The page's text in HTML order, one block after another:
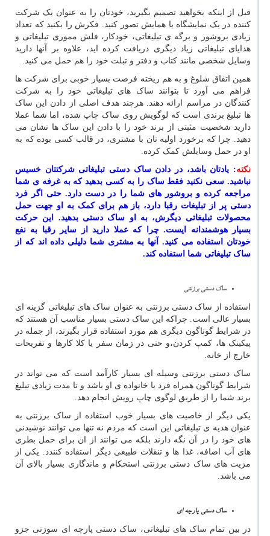
قبل از اینکه بخواهید تصمیم بگیرید، خودتان را به عنوان یک شرکت
کننده در یک نمایشگاه یا همایش تصور کنید. فکرش را بکنید که تعداد
زیادی بروشور و برگه ی تبلیغاتی، خودکار، فلش مموری تبلیغاتی و
هدایای تبلیغاتی زیاد دیگری دریافت کرده اید، علاوه بر آنها دارید
وسایل شخصی مانند کتاب و دفتر و تبلت خود را هم حمل می کنید.
همین اتفاق شلوغ و به هم ریخته فرصت بسیار خوبی برای شرکت ها
فراهم می آورد تا بتوانند ساک های تبلیغاتی خود را به شرکت
کنندگان در مراسم ارائه دهند. هرچند هدف اصلی از دادن این ساک
ها تبلیغ برندی است که لوگویش روی ساک چاپ شده، اما شما عملا
دارید شخصیت مثبتی از برند خود را با دادن این ساک ها نشان می
دهید. چرا که برخورد اولیه تان با مشتری، در قالب کسی بوده که به
او در حمل وسایلش کمک کرده.
نکته: یادتان باشد، در دادن ساک دستی تبلیغاتی شرکتتان خسیس
نباشید. سعی نکنید فقط ساک را به کسی بدهید که به غرفه ی شما
مراجعه کرده و بروشور های شما را در دست دارد. حتی اگر فرد
دستی پر از تبلیغات رقبا دارد، باز هم برای کمک به او جهت حمل
محصولات تبلیغاتی دیگرش، به او ساک دستی بدهید. این حرکت
بسیار هوشمندانه ایست. چرا که عملا دارید از سایر رقبا به نفع
خودتان استفاده می کنید. آنها به مشتری شما دلیلی داده اند که از
ساک تبلیغاتی شما استفاده کند.
ساک دستی برزنتی
استفاده از ساک دستی برزنتی به عنوان ساک های تبلیغاتی گزینه ای
بسیار عالی است. چراکه این ساک دستی بسیار مناسب آن هستند که
در شرایط گوناگون دیگری هم مورد استفاده قرار بگیرند، از جمله در
پیکینک ها، کمپ کردن،و حتی در زمان سفر یا کلا کارها و تفریحات
خارج از خانه.
ساک دستی برزنتی وسیله ای بسیار کارآمد است که می تواند در
شرایط گوناگون همراه فرد یا خانواده ی او باشد و تا مدت زیادی تبلیغ
برند شما را از طریق لوگوی چاپ رویش انجام دهد.
یکی دیگر از خاصیت های بسیار خوب استفاده از ساک برزنتی به
عنوان هدیه ی تبلیغاتی این است که مردم نه تنها می توانند نوشیدنی
های خود را در آن نگه دارند بلکه می توانند از ان برای حمل بطری
های آب اضافه، غذا ها و تنقلات طبیعی دیگر استفاده کنندد. یکی از
مزیت های ساک دستی برزنتی استحکام و ماندگاری بسیار بالای آن
می باشد.
ساک دستی پارچه ای
در بین تمام ساک های تبلیغاتی، ساک دستی پارچه ای سوزنی جزو